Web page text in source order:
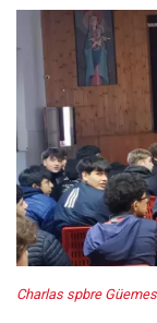
Charlas spbre Güemes